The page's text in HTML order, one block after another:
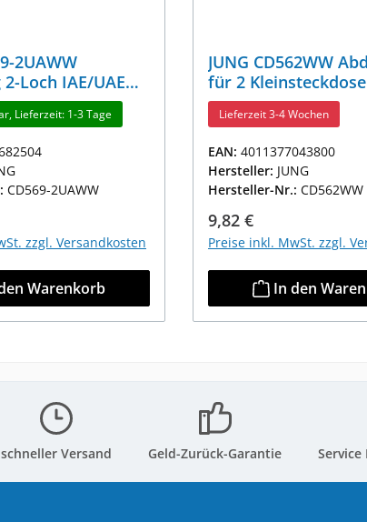
2UAWW
Loch IAE/UAE
Lieferzeit: 1-3 Tage
CD569-2UAWW
zzgl. Versandkosten
Warenkorb
JUNG CD562WW
für 2
Alpinweiß
Lieferzeit 3-4 Wochen
EAN: 4011377043800
Hersteller: JUNG
Hersteller-Nr.: CD562WW
Regulärer Preis:
9,82 €
Preise inkl. MwSt. zzgl.
In den
schneller Versand Geld-Zurück-Garantie Service